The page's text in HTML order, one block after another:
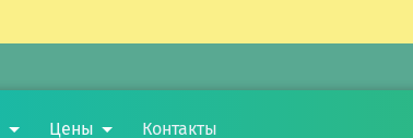
Цены Контакты